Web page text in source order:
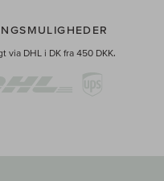
via DHL i DK fra 450 DKK.